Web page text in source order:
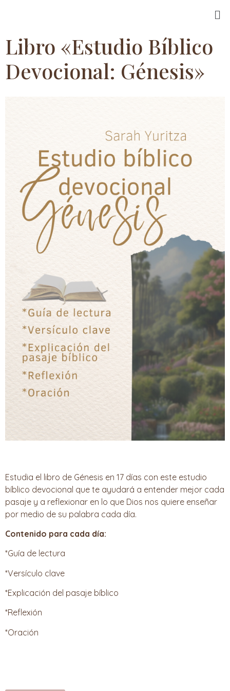
Libro «Estudio Bíblico
Devocional: Génesis»
Estudia el libro de Génesis en 17 días con este estudio
bíblico devocional que te ayudará a entender mejor cada
pasaje y a reflexionar en lo que Dios nos quiere enseñar
por medio de su palabra cada día.
Contenido para cada día:
*Guía de lectura
*Versículo clave
*Explicación del pasaje bíblico
*Reflexión
*Oración